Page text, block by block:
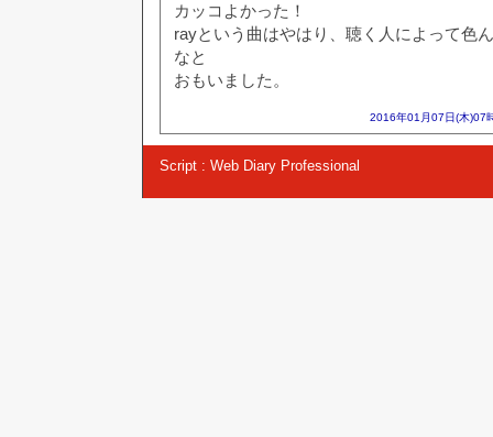
カッコよかった！
rayという曲はやはり、聴く人によって色
なと
おもいました。
2016年01月07日(木)07
Script : Web Diary Professional